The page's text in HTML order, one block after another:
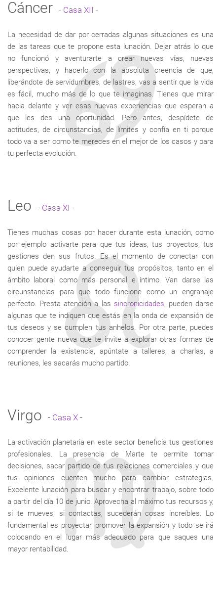
Cáncer - Casa XII -
La necesidad de dar por cerradas algunas situaciones es una
de las tareas que te propone esta lunación. Dejar atrás lo que
no funcionó y aventurarte a crear nuevas vías, nuevas
perspectivas, y hacerlo con la absoluta creencia de que,
liberándote de servidumbres, de lastres, vas a sentir que la vida
es fácil, mucho más de lo que te imaginas. Tienes que mirar
hacia delante y ver esas nuevas experiencias que esperan a
que les des una oportunidad. Pero antes, despídete de
actitudes, de circunstancias, de límites y confía en ti porque
todo va a ser como te mereces en el mejor de los casos y para
tu perfecta evolución.
Leo - Casa XI -
Tienes muchas cosas por hacer durante esta lunación, como
por ejemplo activarte para que tus ideas, tus proyectos, tus
gestiones den sus frutos. Es el momento de conectar con
quien puede ayudarte a conseguir tus propósitos, tanto en el
ámbito laboral como más personal e íntimo. Van darse las
circunstancias para que todo funcione como un engranaje
perfecto. Presta atención a las sincronicidades, pueden darse
algunas que te indiquen que estás en la onda de expansión de
tus deseos y se cumplen tus anhelos. Por otra parte, puedes
conocer gente nueva que te invite a explorar otras formas de
comprender la existencia, apúntate a talleres, a charlas, a
reuniones, les sacarás mucho partido.
Virgo - Casa X -
La activación planetaria en este sector beneficia tus gestiones
profesionales. La presencia de Marte te permite tomar
decisiones, sacar partido de tus relaciones comerciales y que
tus opiniones cuenten mucho para cambiar estrategias.
Excelente lunación para buscar y encontrar trabajo, sobre todo
a partir del día 10 de junio. Aprovecha al máximo tus recursos y,
si te mueves, si contactas, sucederán cosas increíbles. Lo
fundamental es proyectar, promover la expansión y todo se irá
colocando en el lugar más adecuado para que saques una
mayor rentabilidad.